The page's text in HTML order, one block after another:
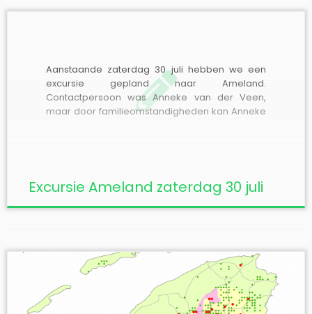
Aanstaande zaterdag 30 juli hebben we een
excursie gepland naar Ameland.
Contactpersoon was Anneke van der Veen,
maar door familieomstandigheden kan Anneke
waarschijnlijk druk bij de kaartverkoop […]
Excursie Ameland zaterdag 30 juli